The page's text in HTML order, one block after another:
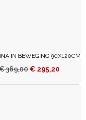
IN BEWEGING 90X120CM
369,00 € 295,20